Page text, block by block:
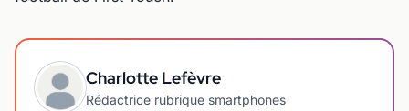
Charlotte Lefèvre
Rédactrice rubrique smartphones